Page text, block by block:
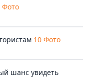
Фото
10 Фото
шанс увидеть